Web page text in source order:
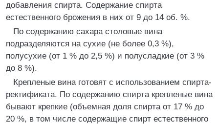
добавления спирта. Содержание спирта
естественного брожения в них от 9 до 14 об. %.
По содержанию сахара столовые вина
подразделяются на сухие (не более 0,3 %),
полусухие (от 1 % до 2,5 %) и полусладкие (от 3 %
до 8 %).
Крепленые вина готовят с использованием спирта-
ректификата. По содержанию спирта крепленые вина
бывают крепкие (объемная доля спирта от 17 % до
20 %, в том числе содержащие спирт естественного